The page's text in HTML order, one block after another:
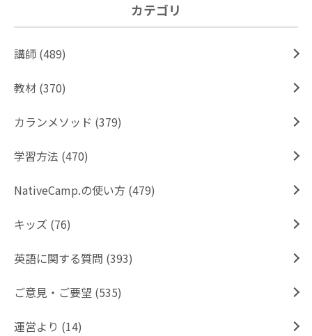
カテゴリ
講師 (489)
教材 (370)
カランメソッド (379)
学習方法 (470)
NativeCamp.の使い方 (479)
キッズ (76)
英語に関する質問 (393)
ご意見・ご要望 (535)
運営より (14)